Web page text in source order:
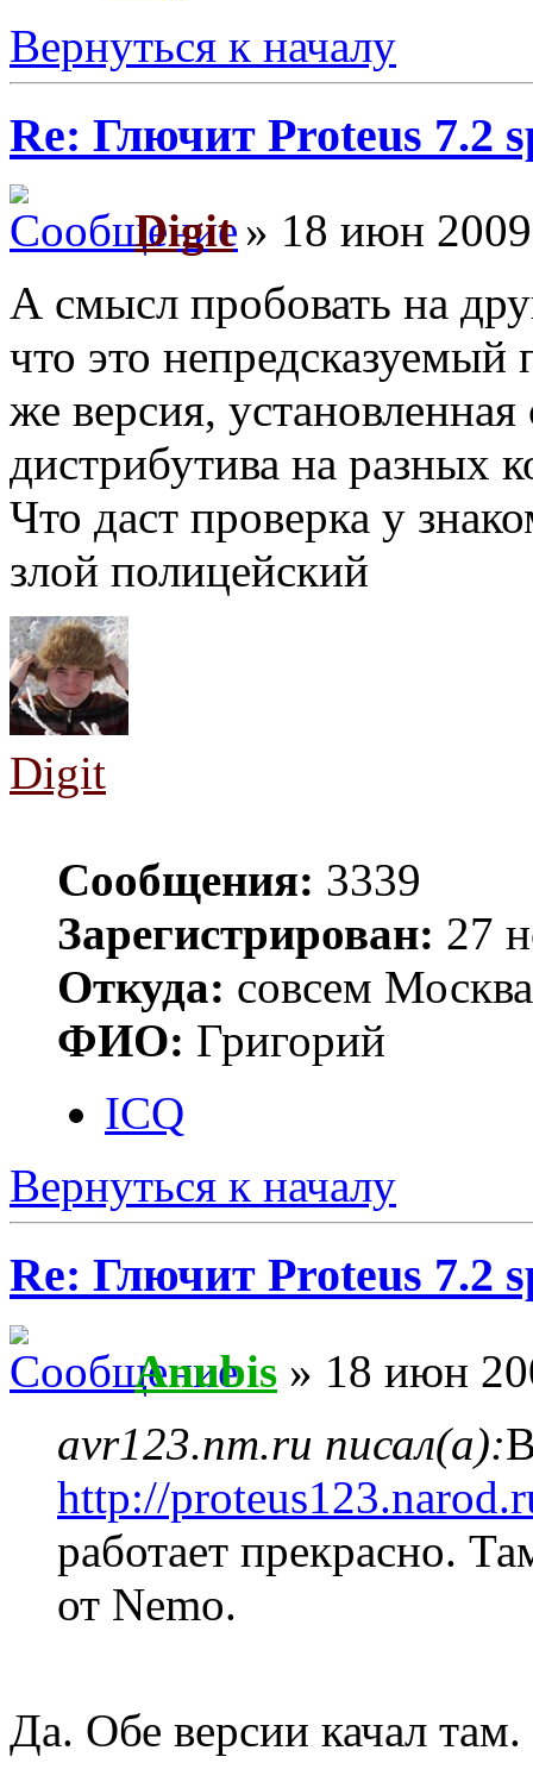
Вернуться к началу
Re: Глючит Proteus 7.2
Digit» 18 июн
А смысл пробовать на
что это
же версия,
дистрибутива на разных
Что даст проверка у
злой полицейский
Digit
Сообщения: 3339
Зарегистрирован: 27
Откуда: совсем Москва
ФИО: Григорий
ICQ
Вернуться к началу
Re: Глючит Proteus 7.2
Anubis » 18 июн
avr123.nm.ru писал(а):
http://
работает прекрасно.
от Nemo.
Да. Обе версии качал там.